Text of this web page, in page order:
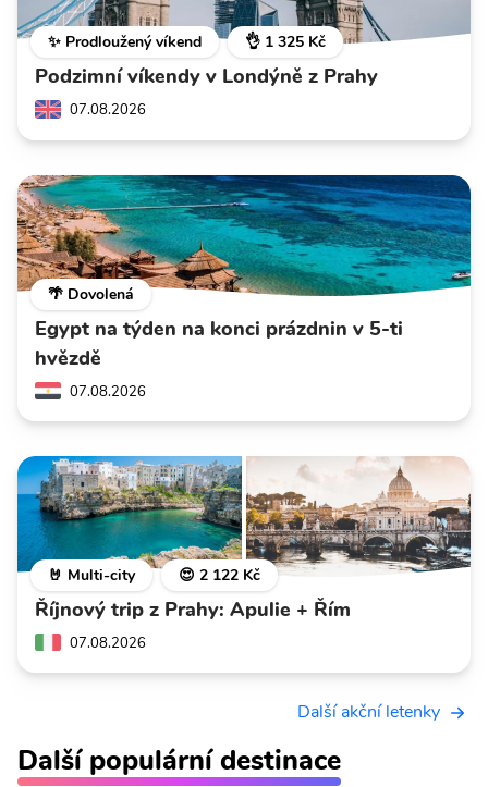
✨ Prodloužený víkend 👌 1 325 Kč
Podzimní víkendy v Londýně z Prahy
07.08.2026
🌴 Dovolená
Egypt na týden na konci prázdnin v 5-ti
hvězdě
07.08.2026
🤘 Multi-city 😍 2 122 Kč
Říjnový trip z Prahy: Apulie + Řím
07.08.2026
Další akční letenky
Další populární destinace